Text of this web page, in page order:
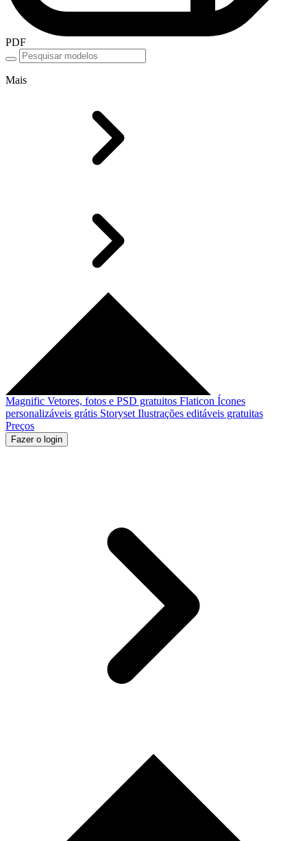
PDF
Mais
Magnific Vetores, fotos e PSD gratuitos Flaticon Ícones
personalizáveis grátis Storyset Ilustrações editáveis gratuitas
Preços
Fazer o login